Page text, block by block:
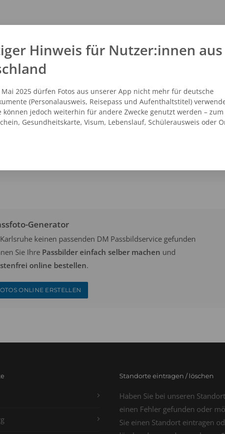
- 75099072
Generator
keinen passenden DM Passbildservice gefunden
Sie Ihre Passbilder einfach selber machen und
online bestellen.
ONLINE ERSTELLEN
Standorte eintragen / löschen
Haben Sie bei unseren
einen Fehler gefunden oder
Sie einen Standort eintragen
Hinweis für Nutzer:innen aus
Mai 2025 dürfen Fotos aus unserer App nicht mehr für deutsche
(Personalausweis, Reisepass und Aufenthaltstitel)
können jedoch weiterhin für andere Zwecke genutzt werden – zum
Gesundheitskarte, Visum, Lebenslauf, Schülerausweis oder